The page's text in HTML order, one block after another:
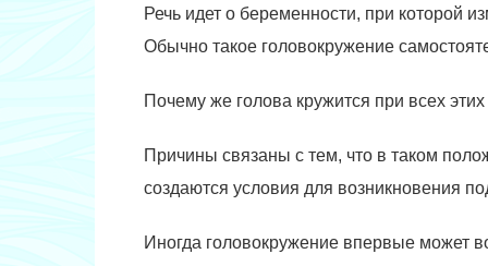
Речь идет о беременности, при которой
Обычно такое головокружение
Почему же голова кружится при всех
Причины связаны с тем, что в таком
создаются условия для возникновения
Иногда головокружение впервые может